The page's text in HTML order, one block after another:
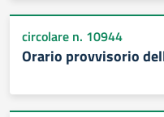
circolare n. 10944
Orario provvisorio